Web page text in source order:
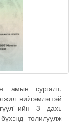
амын сургалт,
нийгэмлэгтэй
ийн 3 дахь
толилуулж